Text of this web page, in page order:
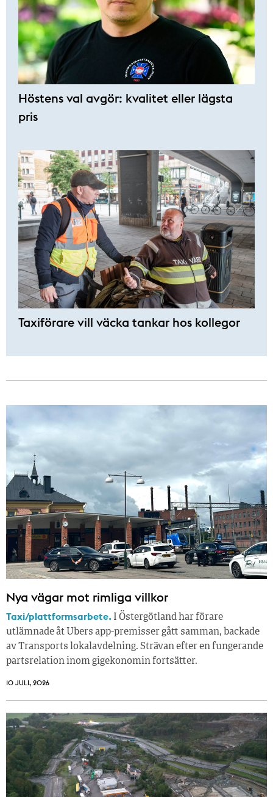
Höstens val avgör: kvalitet eller lägsta
pris
Taxiförare vill väcka tankar hos kollegor
Nya vägar mot rimliga villkor
Taxi/plattformsarbete. I Östergötland har förare
utlämnade åt Ubers app-premisser gått samman, backade
av Transports lokalavdelning. Strävan efter en fungerande
partsrelation inom gigekonomin fortsätter.
10 JULI, 2026